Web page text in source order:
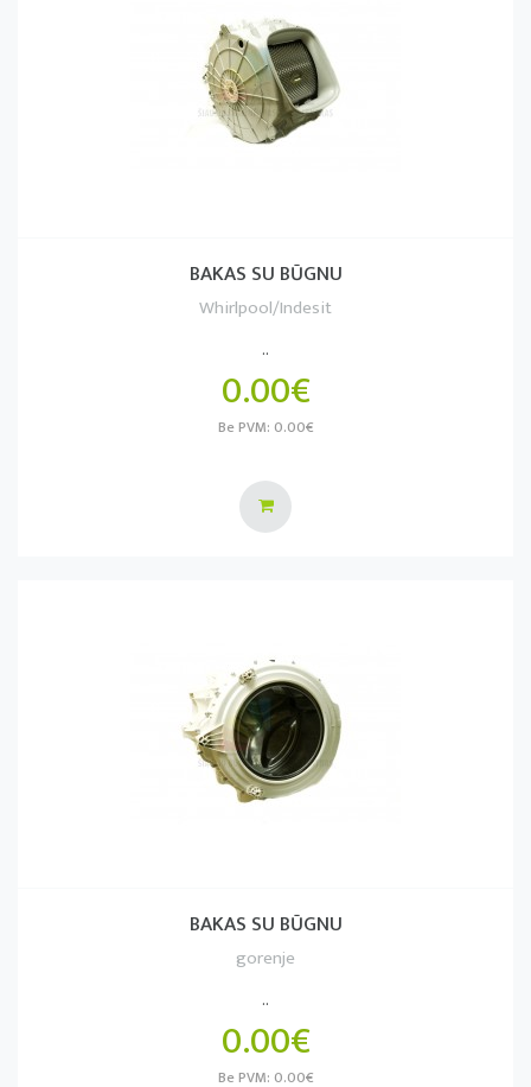
BAKAS SU BŪGNU
Whirlpool/Indesit
..
0.00€
Be PVM: 0.00€
BAKAS SU BŪGNU
gorenje
..
0.00€
Be PVM: 0.00€